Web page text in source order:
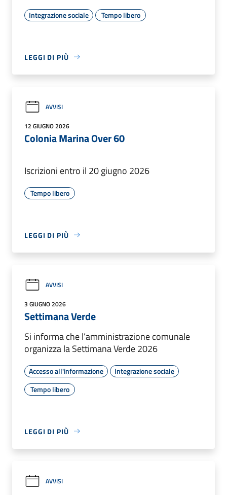
Integrazione sociale Tempo libero
LEGGI DI PIÙ
AVVISI
12 GIUGNO 2026
Colonia Marina Over 60
Iscrizioni entro il 20 giugno 2026
Tempo libero
LEGGI DI PIÙ
AVVISI
3 GIUGNO 2026
Settimana Verde
Si informa che l’amministrazione comunale
organizza la Settimana Verde 2026
Accesso all'informazione
Integrazione sociale
Tempo libero
LEGGI DI PIÙ
AVVISI